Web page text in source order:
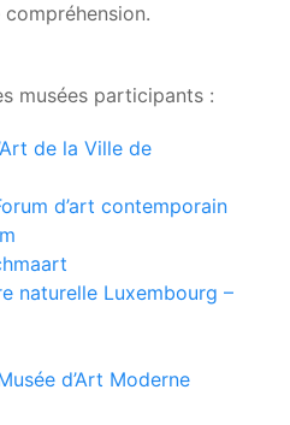
musées participants :
de la Ville de
d’art contemporain
naturelle Luxembourg –
d’Art Moderne